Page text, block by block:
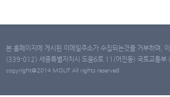
본 홈페이지에 게시된 이메일주소가 수집되는것을 거부하며,
(339-012) 세종특별자치시 도움6로 11(어진동) 국토교통
copyright@2014 MOLIT All rights reserved.